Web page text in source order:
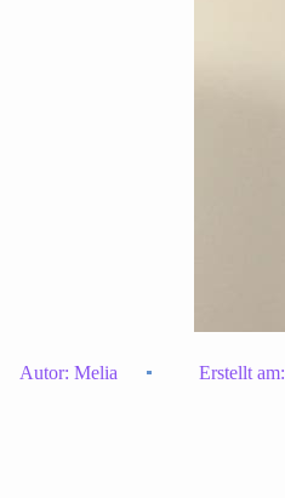
Autor: Melia Erstellt am: